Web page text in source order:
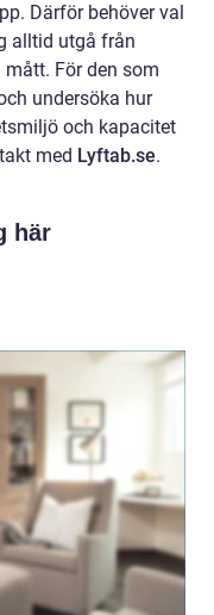
Därför behöver val
alltid utgå från
För den som
undersöka hur
och kapacitet
med Lyftab.se.
här